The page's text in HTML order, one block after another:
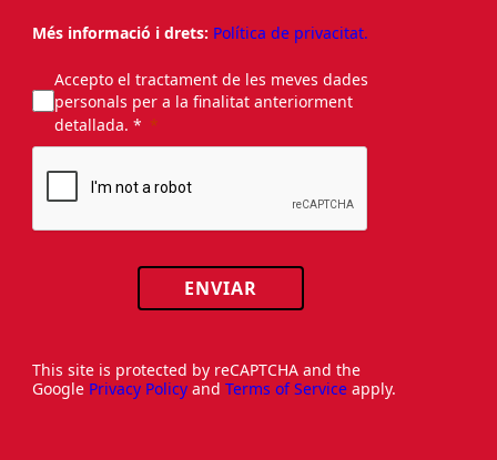
Més informació i drets: Política de privacitat.
Accepto el tractament de les meves dades
personals per a la finalitat anteriorment
detallada. *
ENVIAR
This site is protected by reCAPTCHA and the
Google Privacy Policy and Terms of Service apply.